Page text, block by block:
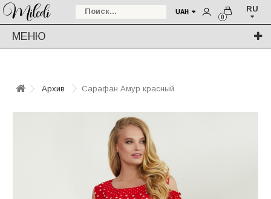
UAH RU
0
МЕНЮ
Архив Сарафан Амур красный